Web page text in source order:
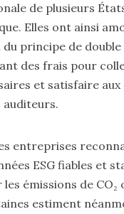
de plusieurs
Elles ont ainsi
principe de
des frais pour
et satisfaire aux
entreprises
ESG fiables et
émissions de CO₂
estiment